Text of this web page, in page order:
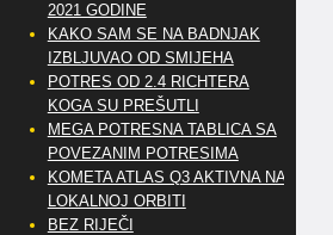
2021 GODINE
KAKO SAM SE NA BADNJAK
IZBLJUVAO OD SMIJEHA
POTRES OD 2.4 RICHTERA
KOGA SU PREŠUTLI
MEGA POTRESNA TABLICA SA
POVEZANIM POTRESIMA
KOMETA ATLAS Q3 AKTIVNA NA
LOKALNOJ ORBITI
BEZ RIJEČI